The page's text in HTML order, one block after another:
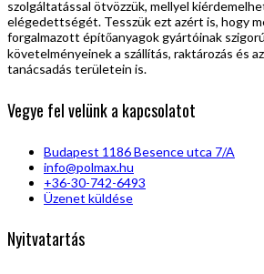
szolgáltatással ötvözzük, mellyel
elégedettségét. Tesszük ezt azért is, hogy
forgalmazott építőanyagok gyártóinak
követelményeinek a szállítás, raktározás és
tanácsadás területein is.
Vegye fel velünk a kapcsolatot
Budapest 1186 Besence utca 7/A
info@polmax.hu
+36-30-742-6493
Üzenet küldése
Nyitvatartás